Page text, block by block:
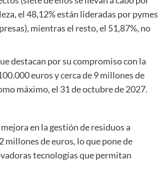
el 48,12% están lideradas por pymes
mientras el resto, el 51,87%, no
destacan por su compromiso con la
euros y cerca de 9 millones de
máximo, el 31 de octubre de 2027.
en la gestión de residuos a
de euros, lo que pone de
tecnologías que permitan